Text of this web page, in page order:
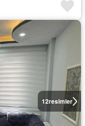
12resimler